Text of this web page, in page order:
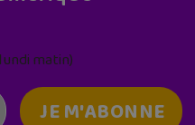
matin)